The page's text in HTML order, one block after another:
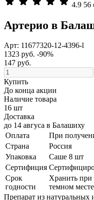
4.9 56
Артерио в
Арт: 11677320-12-4396-l
1323 руб. -90%
147 руб.
Купить
До конца акции
Наличие товара
16 шт
Доставка
до 14 авгуса в Балашиху
Оплата
При
Страна
Россия
Упаковка
Саше 8 шт
Сертифиция
Cрок
годности
Хранить при
темном
Препарат из натуральных